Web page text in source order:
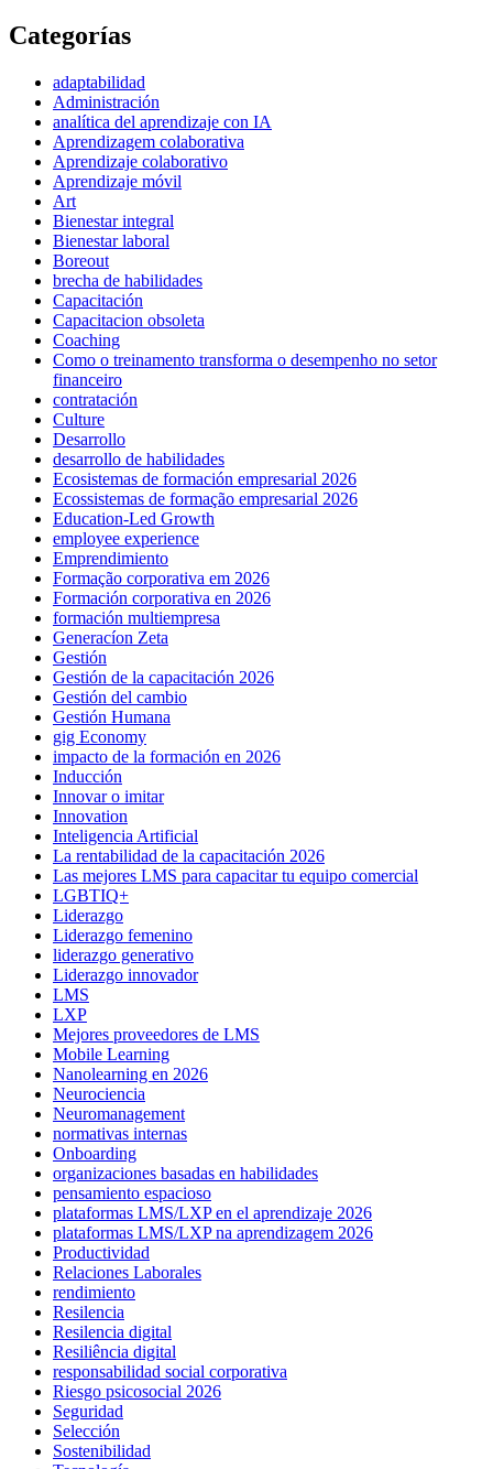
Categorías
adaptabilidad
Administración
analítica del aprendizaje con IA
Aprendizagem colaborativa
Aprendizaje colaborativo
Aprendizaje móvil
Art
Bienestar integral
Bienestar laboral
Boreout
brecha de habilidades
Capacitación
Capacitacion obsoleta
Coaching
Como o treinamento transforma o desempenho no setor
financeiro
contratación
Culture
Desarrollo
desarrollo de habilidades
Ecosistemas de formación empresarial 2026
Ecossistemas de formação empresarial 2026
Education-Led Growth
employee experience
Emprendimiento
Formação corporativa em 2026
Formación corporativa en 2026
formación multiempresa
Generacíon Zeta
Gestión
Gestión de la capacitación 2026
Gestión del cambio
Gestión Humana
gig Economy
impacto de la formación en 2026
Inducción
Innovar o imitar
Innovation
Inteligencia Artificial
La rentabilidad de la capacitación 2026
Las mejores LMS para capacitar tu equipo comercial
LGBTIQ+
Liderazgo
Liderazgo femenino
liderazgo generativo
Liderazgo innovador
LMS
LXP
Mejores proveedores de LMS
Mobile Learning
Nanolearning en 2026
Neurociencia
Neuromanagement
normativas internas
Onboarding
organizaciones basadas en habilidades
pensamiento espacioso
plataformas LMS/LXP en el aprendizaje 2026
plataformas LMS/LXP na aprendizagem 2026
Productividad
Relaciones Laborales
rendimiento
Resilencia
Resilencia digital
Resiliência digital
responsabilidad social corporativa
Riesgo psicosocial 2026
Seguridad
Selección
Sostenibilidad